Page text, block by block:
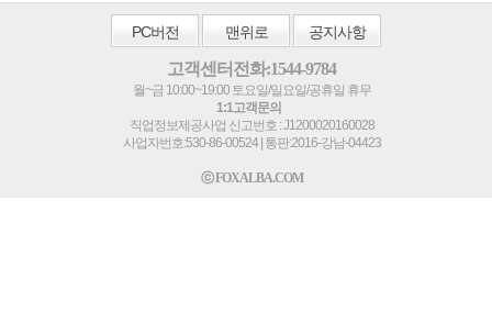
PC버전 맨위로 공지사항
고객센터전화:1544-9784
월~금 10:00~19:00 토요일/일요일/공휴일 휴무
1:1고객문의
직업정보제공사업 신고번호 : J1200020160028
사업자번호:530-86-00524 | 통판:2016-강남-04423
ⓒ FOXALBA.COM